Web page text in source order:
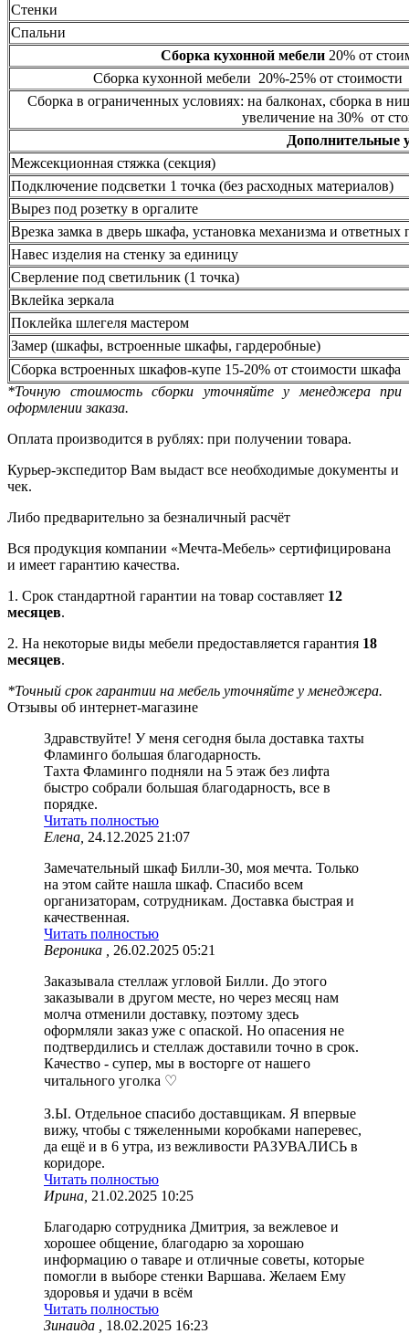
Стенки
Спальни
Сборка кухонной мебели20% от
Сборка кухонной мебели 20%-25% от стоимости
Сборка в ограниченных условиях: на балконах, сборка в
увеличение на 30% от
Дополнительные
Межсекционная стяжка (секция)
Подключение подсветки 1 точка (без расходных материалов)
Вырез под розетку в оргалите
Врезка замка в дверь шкафа, установка механизма и ответных
Навес изделия на стенку за единицу
Сверление под светильник (1 точка)
Вклейка зеркала
Поклейка шлегеля мастером
Замер (шкафы, встроенные шкафы, гардеробные)
Сборка встроенных шкафов-купе 15-20% от стоимости шкафа
*Точную стоимость сборки уточняйте у менеджера при
оформлении заказа.
Оплата производится в рублях: при получении товара.
Курьер-экспедитор Вам выдаст все необходимые документы и
чек.
Либо предварительно за безналичный расчёт
Вся продукция компании «Мечта-Мебель» сертифицирована
и имеет гарантию качества.
1. Срок стандартной гарантии на товар составляет 12
месяцев.
2. На некоторые виды мебели предоставляется гарантия 18
месяцев.
*Точный срок гарантии на мебель уточняйте у менеджера.
Отзывы об интернет-магазине
Здравствуйте! У меня сегодня была доставка тахты
Фламинго большая благодарность.
Тахта Фламинго подняли на 5 этаж без лифта
быстро собрали большая благодарность, все в
порядке.
Читать полностью
Елена, 24.12.2025 21:07
Замечательный шкаф Билли-30, моя мечта. Только
на этом сайте нашла шкаф. Спасибо всем
организаторам, сотрудникам. Доставка быстрая и
качественная.
Читать полностью
Вероника ,
26.02.2025 05:21
Заказывала стеллаж угловой Билли. До этого
заказывали в другом месте, но через месяц нам
молча отменили доставку, поэтому здесь
оформляли заказ уже с опаской. Но опасения не
подтвердились и стеллаж доставили точно в срок.
Качество - супер, мы в восторге от нашего
читального уголка ♡
З.Ы. Отдельное спасибо доставщикам. Я впервые
вижу, чтобы с тяжеленными коробками наперевес,
да ещё и в 6 утра, из вежливости РАЗУВАЛИСЬ в
коридоре.
Читать полностью
Ирина, 21.02.2025 10:25
Благодарю сотрудника Дмитрия, за вежлевое и
хорошее общение, благодарю за хорошаю
информацию о таваре и отличные советы, которые
помогли в выборе стенки Варшава. Желаем Ему
здоровья и удачи в всём
Читать полностью
Зинаида ,
18.02.2025 16:23